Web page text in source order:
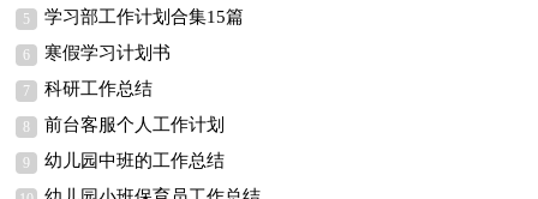
5 学习部工作计划合集15篇
6 寒假学习计划书
7 科研工作总结
8 前台客服个人工作计划
9 幼儿园中班的工作总结